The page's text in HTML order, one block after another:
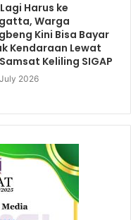
Harus ke
Warga
Kini Bisa Bayar
Kendaraan Lewat
Keliling SIGAP
2026